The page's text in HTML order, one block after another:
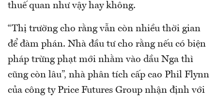
thuế quan như vậy hay không.
“Thị trường cho rằng vẫn còn nhiều thời gian
để đàm phán. Nhà đầu tư cho rằng nếu có biện
pháp trừng phạt mới nhằm vào dầu Nga thì
cũng còn lâu”, nhà phân tích cấp cao Phil Flynn
của công ty Price Futures Group nhận định với